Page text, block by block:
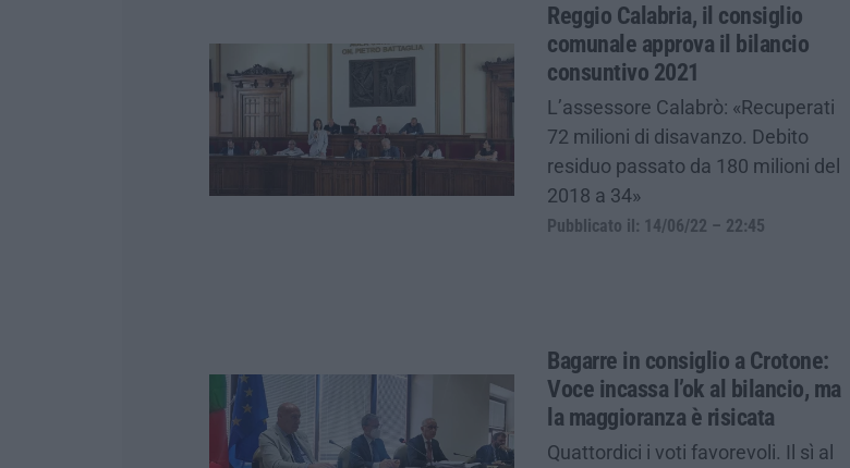
Reggio Calabria, il consiglio
comunale approva il bilancio
consuntivo 2021
L’assessore Calabrò: «Recuperati
72 milioni di disavanzo. Debito
residuo passato da 180 milioni del
2018 a 34»
Pubblicato il: 14/06/22 – 22:45
Bagarre in consiglio a Crotone:
Voce incassa l’ok al bilancio, ma
la maggioranza è risicata
Quattordici i voti favorevoli. Il sì al